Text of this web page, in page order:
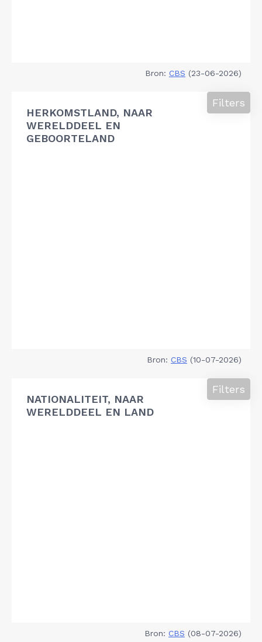
Bron: CBS (23-06-2026)
HERKOMSTLAND, NAAR
WERELDDEEL EN
GEBOORTELAND
Filters
Bron: CBS (10-07-2026)
NATIONALITEIT, NAAR
WERELDDEEL EN LAND
Filters
Bron: CBS (08-07-2026)